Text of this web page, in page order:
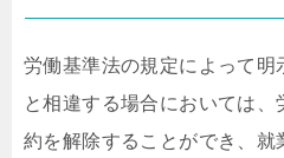
労働基準法の規定によって明
と相違する場合においては
約を解除することができ、就